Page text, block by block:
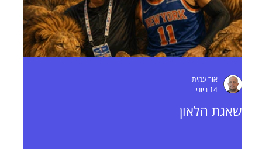
שאגת הלאון
אור עמית
14 ביוני